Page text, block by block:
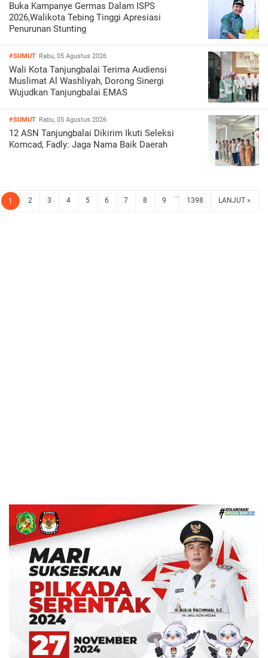
Buka Kampanye Germas Dalam ISPS
2026,Walikota Tebing Tinggi Apresiasi
Penurunan Stunting
#SUMUT Rabu, 05 Agustus 2026
Wali Kota Tanjungbalai Terima Audiensi
Muslimat Al Washliyah, Dorong Sinergi
Wujudkan Tanjungbalai EMAS
#SUMUT Rabu, 05 Agustus 2026
12 ASN Tanjungbalai Dikirim Ikuti Seleksi
Komcad, Fadly: Jaga Nama Baik Daerah
1 2 3 4 5 6 7 8 9
...
1398 LANJUT »